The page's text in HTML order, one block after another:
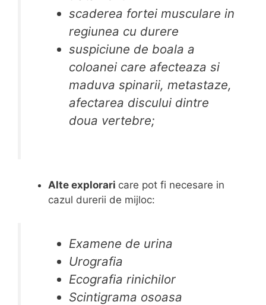
scaderea fortei musculare in
regiunea cu durere
suspiciune de boala a
coloanei care afecteaza si
maduva spinarii, metastaze,
afectarea discului dintre
doua vertebre;
Alte explorari care pot fi necesare in
cazul durerii de mijloc:
Examene de urina
Urografia
Ecografia rinichilor
Scintigrama osoasa